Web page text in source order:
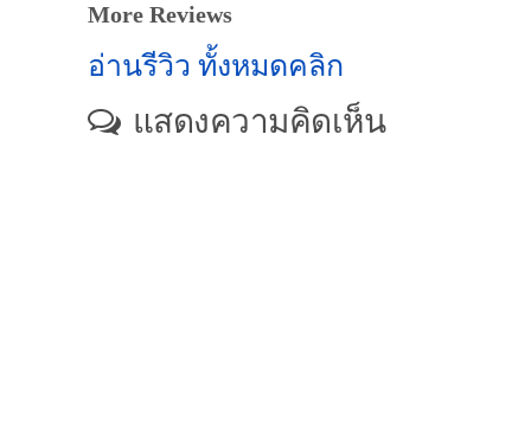
More Reviews
อ่านรีวิว ทั้งหมดคลิก
แสดงความคิดเห็น